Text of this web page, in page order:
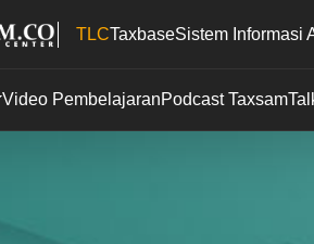
TLCTaxbaseSistem Informasi
Video PembelajaranPodcast